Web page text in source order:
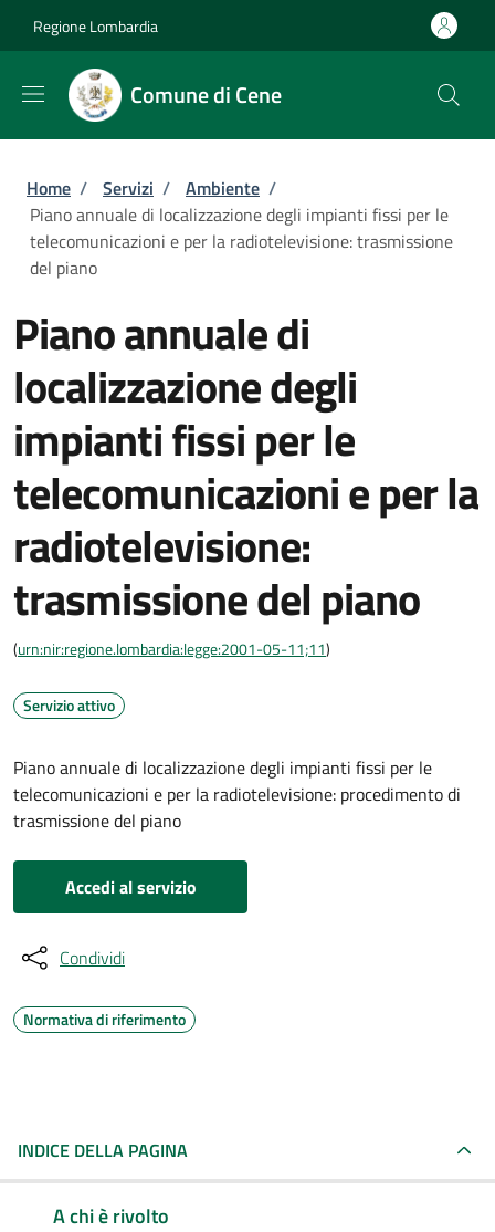
Regione Lombardia
Comune di Cene
Briciole di pane
Home / Servizi / Ambiente /
Piano annuale di localizzazione degli impianti fissi per le
telecomunicazioni e per la radiotelevisione: trasmissione
del piano
Piano annuale di
localizzazione degli
impianti fissi per le
telecomunicazioni e per la
radiotelevisione:
trasmissione del piano
(urn:nir:regione.lombardia:legge:2001-05-11;11)
Servizio attivo
Piano annuale di localizzazione degli impianti fissi per le
telecomunicazioni e per la radiotelevisione: procedimento di
trasmissione del piano
Accedi al servizio
Condividi
Normativa di riferimento
INDICE DELLA PAGINA
A chi è rivolto